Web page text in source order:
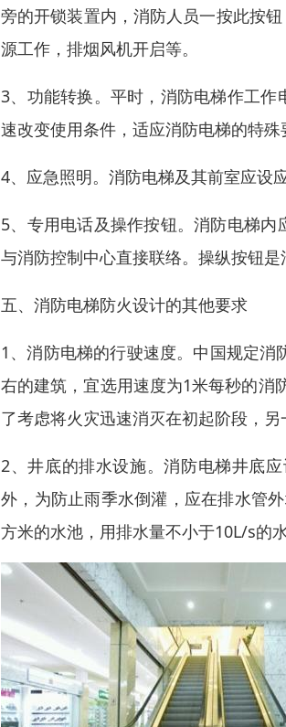
旁的开锁装置内，消防人员一按此按
源工作，排烟风机开启等。
3、功能转换。平时，消防电梯作工
速改变使用条件，适应消防电梯的特殊
4、应急照明。消防电梯及其前室应设
5、专用电话及操作按钮。消防电梯
与消防控制中心直接联络。操纵按钮是
五、消防电梯防火设计的其他要求
1、消防电梯的行驶速度。中国规定
右的建筑，宜选用速度为1米每秒的消
了考虑将火灾迅速消灭在初起阶段，
2、井底的排水设施。消防电梯井底
外，为防止雨季水倒灌，应在排水管
方米的水池，用排水量不小于10L/s的